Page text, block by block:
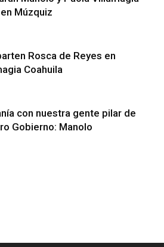
Múzquiz
Rosca de Reyes en
Coahuila
con nuestra gente pilar de
Gobierno: Manolo